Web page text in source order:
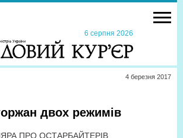
6 серпня 2026
4 березня 2017
двох режимів
ПРО ОСТАРБАЙТЕРІВ